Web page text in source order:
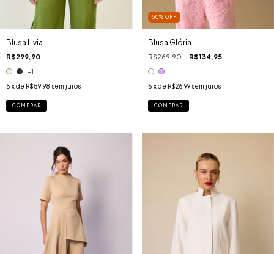
Blusa Livia
R$299,90
+1
5 x de R$59,98 sem juros
COMPRAR
50% OFF
Blusa Glória
R$269,90 R$134,95
5 x de R$26,99 sem juros
COMPRAR